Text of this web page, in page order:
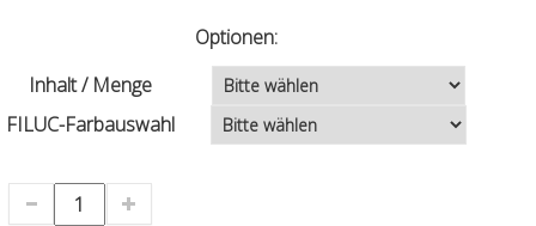
Optionen:
Inhalt / Menge
FILUC-Farbauswahl